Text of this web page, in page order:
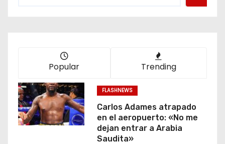
Popular Trending
FLASHNEWS
Carlos Adames atrapado
en el aeropuerto: «No me
dejan entrar a Arabia
Saudita»